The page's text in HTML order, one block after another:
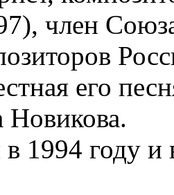
член
его
Новикова.
в 1994 году